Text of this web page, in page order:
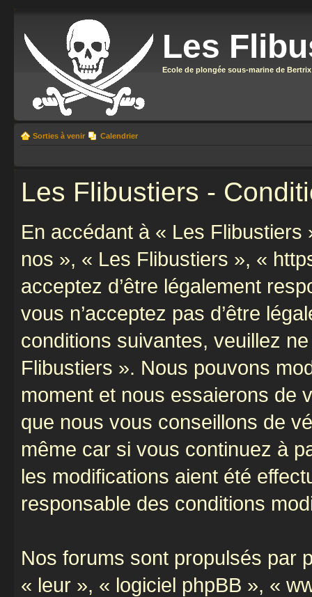
Les
Ecole de plongée sous-marine de Bertrix
Sorties à venir Calendrier
Les Flibustiers -
En accédant à « Les
nos », « Les Flibustiers », «
acceptez d’être légalement
vous n’acceptez pas d’être
conditions suivantes, veuillez
Flibustiers ». Nous pouvons
moment et nous essaierons de
que nous vous conseillons de
même car si vous continuez à
les modifications aient été
responsable des conditions
Nos forums sont propulsés par
« leur », « logiciel phpBB », «